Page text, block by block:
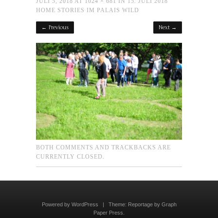
HOME STORIES IM PALAIS WILD
← Previous Next →
BOTH COMMENTS AND TRACKBACKS ARE
CURRENTLY CLOSED.
Powered by WordPress | Theme: Reportageby Graph
Paper Press